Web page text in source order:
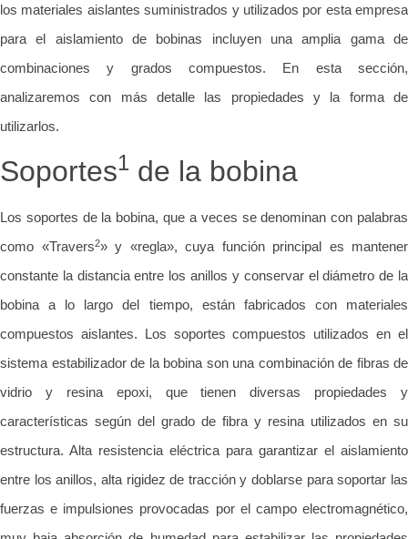
los materiales aislantes suministrados y utilizados por esta empresa
para el aislamiento de bobinas incluyen una amplia gama de
combinaciones y grados compuestos. En esta sección,
analizaremos con más detalle las propiedades y la forma de
utilizarlos.
Soportes1 de la bobina
Los soportes de la bobina, que a veces se denominan con palabras
como «Travers2» y «regla», cuya función principal es mantener
constante la distancia entre los anillos y conservar el diámetro de la
bobina a lo largo del tiempo, están fabricados con materiales
compuestos aislantes. Los soportes compuestos utilizados en el
sistema estabilizador de la bobina son una combinación de fibras de
vidrio y resina epoxi, que tienen diversas propiedades y
características según del grado de fibra y resina utilizados en su
estructura. Alta resistencia eléctrica para garantizar el aislamiento
entre los anillos, alta rigidez de tracción y doblarse para soportar las
fuerzas e impulsiones provocadas por el campo electromagnético,